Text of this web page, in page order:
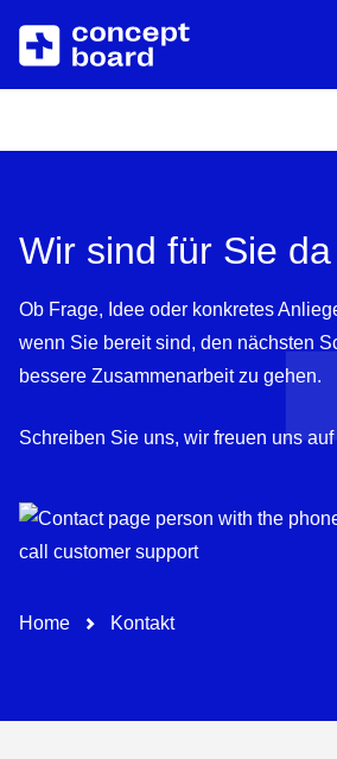
Zum Hauptinhalt springen
Über uns
Karriere
Kontakt
Blog
Trainings & Events
Downloads/
Help Center
Wir sind für Sie da
Ob Frage, Idee oder konkretes
wenn Sie bereit sind, den nächsten
bessere Zusammenarbeit zu gehen.
Schreiben Sie uns, wir freuen uns
Pfad-Navigation
Home Kontakt